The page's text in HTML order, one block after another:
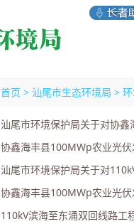
首页 > 汕尾市生态环境局 >
汕尾市环境保护局关于对协
协鑫海丰县100MWp农业光
汕尾市环境保护局关于对
协鑫海丰县100MWp农业光
110kV滨海至东涌双回线路工